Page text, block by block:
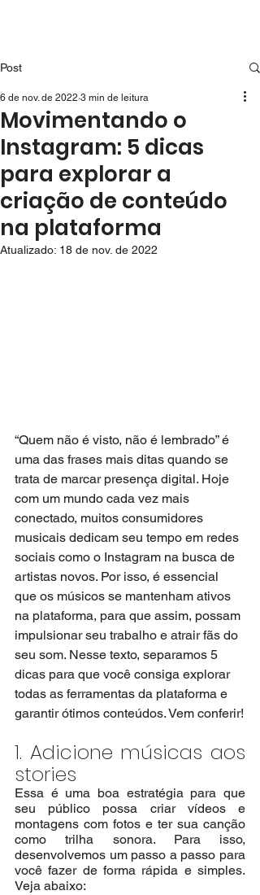
Post
Movimentando o
Instagram: 5 dicas
para explorar a
criação de conteúdo
na plataforma
6 de nov. de 2022 3 min de leitura
Atualizado: 18 de nov. de 2022
“Quem não é visto, não é lembrado” é
uma das frases mais ditas quando se
trata de marcar presença digital. Hoje
com um mundo cada vez mais
conectado, muitos consumidores
musicais dedicam seu tempo em redes
sociais como o Instagram na busca de
artistas novos. Por isso, é essencial
que os músicos se mantenham ativos
na plataforma, para que assim, possam
impulsionar seu trabalho e atrair fãs do
seu som. Nesse texto, separamos 5
dicas para que você consiga explorar
todas as ferramentas da plataforma e
garantir ótimos conteúdos. Vem conferir!
1. Adicione músicas aos
stories
Essa é uma boa estratégia para que
seu público possa criar vídeos e
montagens com fotos e ter sua canção
como trilha sonora. Para isso,
desenvolvemos um passo a passo para
você fazer de forma rápida e simples.
Veja abaixo: